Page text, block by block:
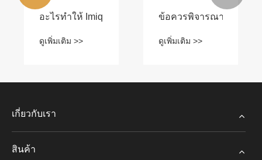
ได้อย่างไร?อะไรทำให้ Imiquimod เป็นโซลูชั่นปฏิวัติวงการผิวหนัง
ดูเพิ่มเติม >>
ข้อควรพิจารณาด้านสิ่งแ
ดูเพิ่มเติม >>
เกี่ยวกับเรา
สินค้า